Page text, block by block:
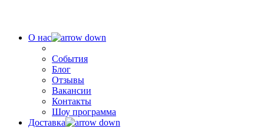
О нас
События
Блог
Отзывы
Вакансии
Контакты
Шоу программа
Доставка